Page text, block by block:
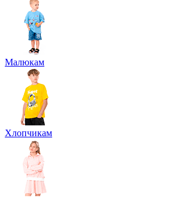
Малюкам
Хлопчикам